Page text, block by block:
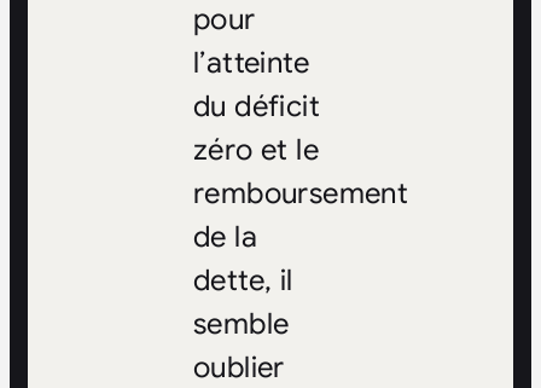
pour
l’atteinte
du déficit
zéro et le
remboursement
de la
dette, il
semble
oublier